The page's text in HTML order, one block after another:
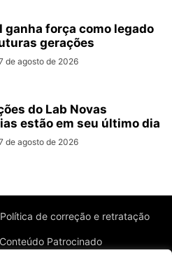
ganha força como legado
gerações
de agosto de 2026
do Lab Novas
estão em seu último dia
de agosto de 2026
Política de correção e retratação
Patrocinado